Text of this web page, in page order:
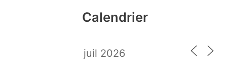
Calendrier